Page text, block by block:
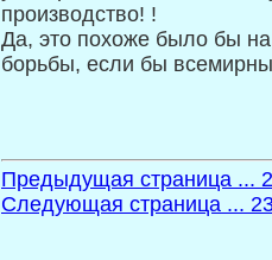
производство! !
Да, это похоже было бы
борьбы, ес­ли бы
Предыдущая страница ...
Следующая страница ...